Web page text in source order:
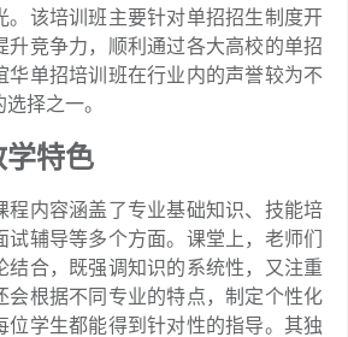
。该培训班主要针对单招招生制度开
升竞争力，顺利通过各大高校的单招
华单招培训班在行业内的声誉较为不
择之一。
学特色
程内容涵盖了专业基础知识、技能培
辅导等多个方面。课堂上，老师们
结合，既强调知识的系统性，又注重
会根据不同专业的特点，制定个性化
位学生都能得到针对性的指导。其独